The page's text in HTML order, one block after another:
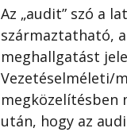
Az „audit” szó a
származtatható,
meghallgatást
Vezetéselméleti/
megközelítésben
után, hogy az